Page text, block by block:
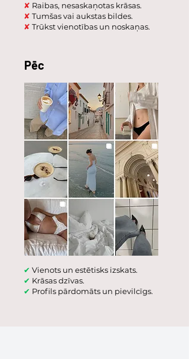
✘ Raibas, nesaskaņotas krāsas.
✘ Tumšas vai aukstas bildes.
✘ Trūkst vienotības un noskaņas.
Pēc
✔ Vienots un estētisks izskats.
✔ Krāsas dzīvas.
✔ Profils pārdomāts un pievilcīgs.